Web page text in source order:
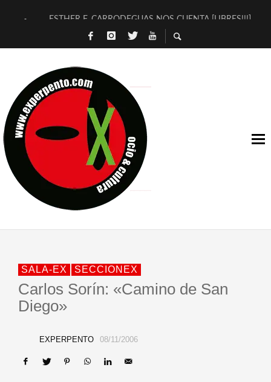
ESTHER F. CARRODEGUAS NOS CUENTA [LIBRES!!!]
[TERRA DE GUAPES] DE SANDRA MONFORT
TIMBRE 4, LA ESCUELA DEL DIRECTOR TEATRAL CLAUDIO
30 AÑOS (NO ES NADA) DE LA KATARSIS DEL TOMATAZO
MILITARES JUDÍAS EN #EXVITA
D’BALDOMEROS REINVENTAN [BITÁCORA 3.0] EN EXVITA
MARSHALL FLASH PRESENTA EN EXVITA [RELATIVA
JOFRE BARDAGÍ EN EXVITA INTERPRETANDO A SERRAT
SALA-EX SECCIONEX
Carlos Sorín: «Camino de San
Diego»
EXPERPENTO 08/11/2006